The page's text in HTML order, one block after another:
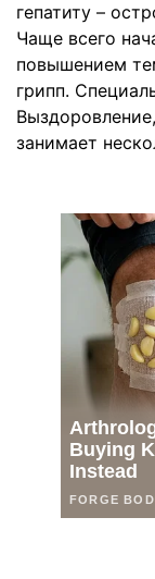
гепатиту –
Чаще всего
повышением
грипп.
занимает